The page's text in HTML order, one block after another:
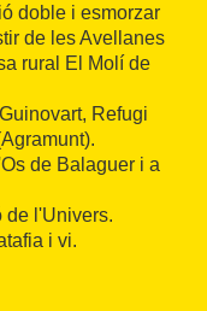
doble i esmorzar
de les Avellanes
rural El Molí de
Refugi
de Balaguer i a
de l'Univers.
i vi.